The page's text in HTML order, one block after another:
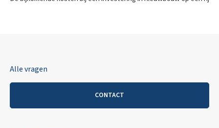
Alle vragen
CONTACT